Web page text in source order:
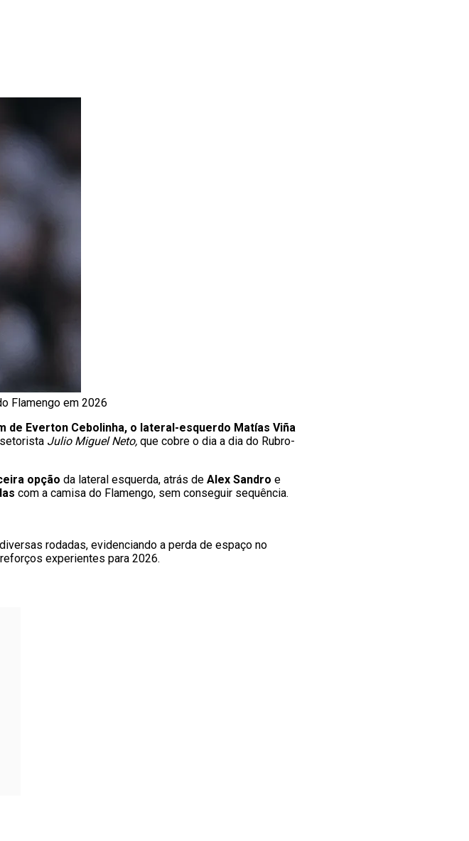
Flamengo em 2026
de Everton Cebolinha, o lateral-esquerdo Matías Viña
Julio Miguel Neto, que cobre o dia a dia do Rubro-
opção da lateral esquerda, atrás de Alex Sandro e
com a camisa do Flamengo, sem conseguir sequência.
rodadas, evidenciando a perda de espaço no
experientes para 2026.